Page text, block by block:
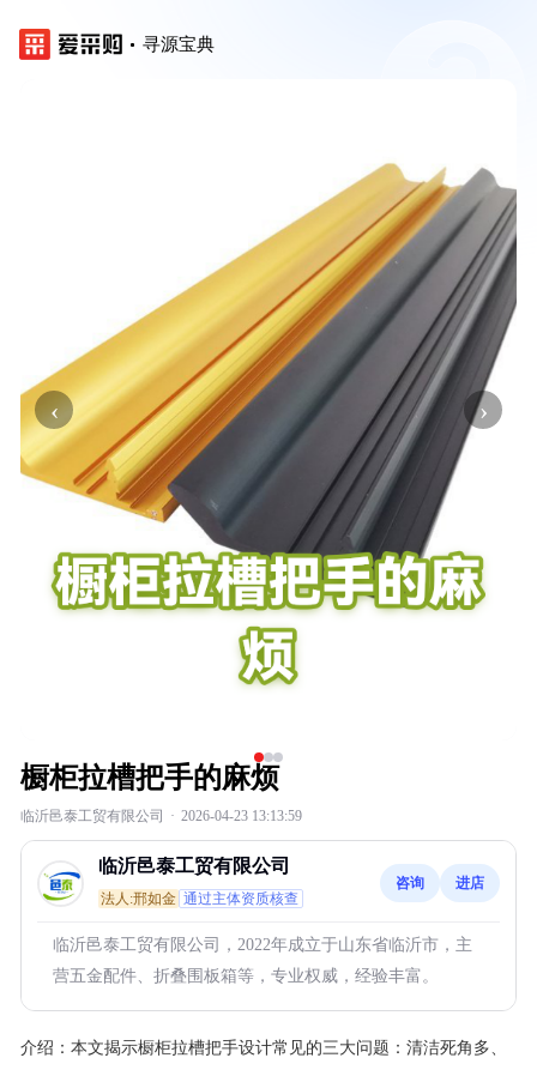
寻源宝典
‹ ›
橱柜拉槽把手的麻烦
临沂邑泰工贸有限公司 · 2026-04-23 13:13:59
临沂邑泰工贸有限公司
法人:邢如金 通过主体资质核查
咨询 进店
临沂邑泰工贸有限公司，2022年成立于山东省临沂市，主
营五金配件、折叠围板箱等，专业权威，经验丰富。
介绍： 本文揭示橱柜拉槽把手设计常见的三大问题：清洁死角多、